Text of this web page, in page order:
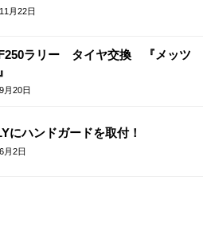
月22日
ラリー タイヤ交換 『メッツ
月20日
にハンドガードを取付！
月2日